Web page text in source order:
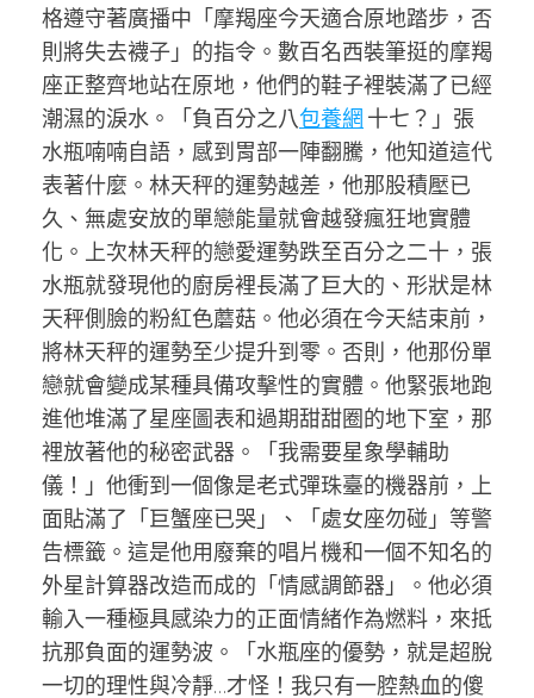
格遵守著廣播中「摩羯座今天適合原地踏步，否
則將失去襪子」的指令。數百名西裝筆挺的摩羯
座正整齊地站在原地，他們的鞋子裡裝滿了已經
潮濕的淚水。「負百分之八包養網 十七？」張
水瓶喃喃自語，感到胃部一陣翻騰，他知道這代
表著什麼。林天秤的運勢越差，他那股積壓已
久、無處安放的單戀能量就會越發瘋狂地實體
化。上次林天秤的戀愛運勢跌至百分之二十，張
水瓶就發現他的廚房裡長滿了巨大的、形狀是林
天秤側臉的粉紅色蘑菇。他必須在今天結束前，
將林天秤的運勢至少提升到零。否則，他那份單
戀就會變成某種具備攻擊性的實體。他緊張地跑
進他堆滿了星座圖表和過期甜甜圈的地下室，那
裡放著他的秘密武器。「我需要星象學輔助
儀！」他衝到一個像是老式彈珠臺的機器前，上
面貼滿了「巨蟹座已哭」、「處女座勿碰」等警
告標籤。這是他用廢棄的唱片機和一個不知名的
外星計算器改造而成的「情感調節器」。他必須
輸入一種極具感染力的正面情緒作為燃料，來抵
抗那負面的運勢波。「水瓶座的優勢，就是超脫
一切的理性與冷靜…才怪！我只有一腔熱血的傻